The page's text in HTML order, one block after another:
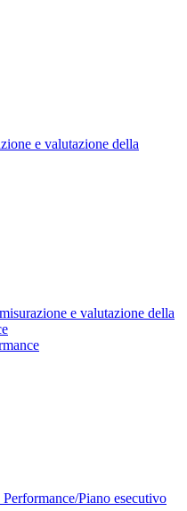
e valutazione della
e valutazione della
Piano esecutivo